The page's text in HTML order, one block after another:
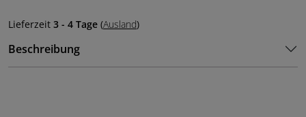
Lieferzeit 3 - 4 Tage (Ausland)
Beschreibung